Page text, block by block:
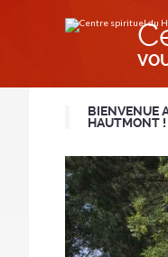
contenu.
BIENVENUE
HAUTMONT !